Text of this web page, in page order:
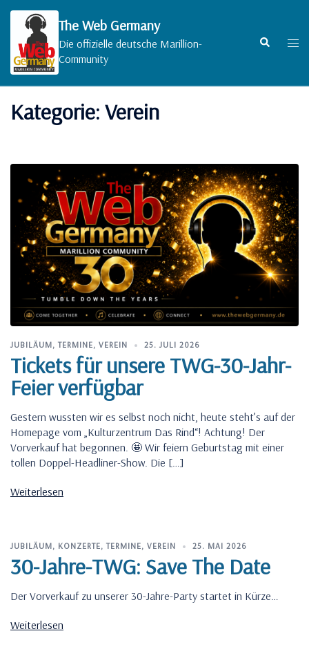
Zum
Inhalt
springen
The Web Germany
Die offizielle deutsche Marillion-
Community
Suche
Kategorie: Verein
JUBILÄUM, TERMINE, VEREIN 25. JULI 2026
Tickets für unsere TWG-30-Jahr-
Feier verfügbar
Gestern wussten wir es selbst noch nicht, heute steht’s auf der
Homepage vom „Kulturzentrum Das Rind“! Achtung! Der
Vorverkauf hat begonnen. 🤩 Wir feiern Geburtstag mit einer
tollen Doppel-Headliner-Show. Die […]
Weiterlesen
JUBILÄUM, KONZERTE, TERMINE, VEREIN 25. MAI 2026
30-Jahre-TWG: Save The Date
Der Vorverkauf zu unserer 30-Jahre-Party startet in Kürze…
Weiterlesen